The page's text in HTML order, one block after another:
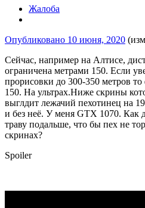
Жалоба
Опубликовано 10 июня, 2020
Сейчас, например на Алтисе,
ограничена метрами 150. Если
прорисовки до 300-350 метров
150. На ультрах.Ниже скрины
выглдит лежачий пехотинец на
и без неё. У меня GTX 1070. Как
траву подальше, что бы пех не
скринах?
Spoiler